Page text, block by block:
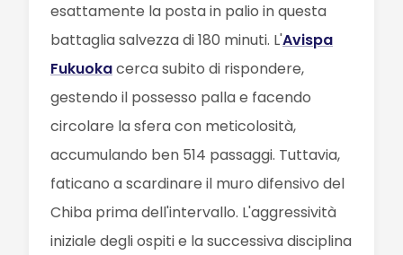
esattamente la posta in palio in questa
battaglia salvezza di 180 minuti. L'Avispa
Fukuokacerca subito di rispondere,
gestendo il possesso palla e facendo
circolare la sfera con meticolosità,
accumulando ben 514 passaggi. Tuttavia,
faticano a scardinare il muro difensivo del
Chiba prima dell'intervallo. L'aggressività
iniziale degli ospiti e la successiva disciplina